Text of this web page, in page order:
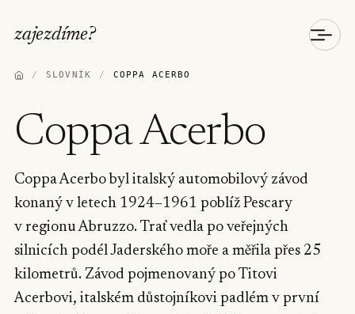
zajezdíme?
/ SLOVNÍK / COPPA ACERBO
Coppa Acerbo
Coppa Acerbo byl italský automobilový závod
konaný v letech 1924–1961 poblíž Pescary
v regionu Abruzzo. Trať vedla po veřejných
silnicích podél Jaderského moře a měřila přes 25
kilometrů. Závod pojmenovaný po Titovi
Acerbovi, italském důstojníkovi padlém v první